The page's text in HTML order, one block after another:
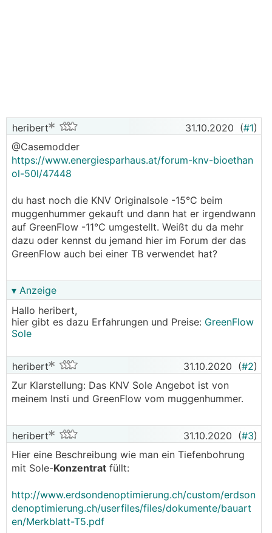
heribert 31.10.2020 (#1)
@Casemodder
https://www.energiesparhaus.at/forum-knv-bioethan
ol-50l/47448
du hast noch die KNV Originalsole -15°C beim
muggenhummer gekauft und dann hat er irgendwann
auf GreenFlow -11°C umgestellt. Weißt du da mehr
dazu oder kennst du jemand hier im Forum der das
GreenFlow auch bei einer TB verwendet hat?
▾ Anzeige
Hallo heribert,
hier gibt es dazu Erfahrungen und Preise: GreenFlow
Sole
heribert 31.10.2020 (#2)
Zur Klarstellung: Das KNV Sole Angebot ist von
meinem Insti und GreenFlow vom muggenhummer.
heribert 31.10.2020 (#3)
Hier eine Beschreibung wie man ein Tiefenbohrung
mit Sole-Konzentrat füllt:
http://www.erdsondenoptimierung.ch/custom/erdson
denoptimierung.ch/userfiles/files/dokumente/bauart
en/Merkblatt-T5.pdf